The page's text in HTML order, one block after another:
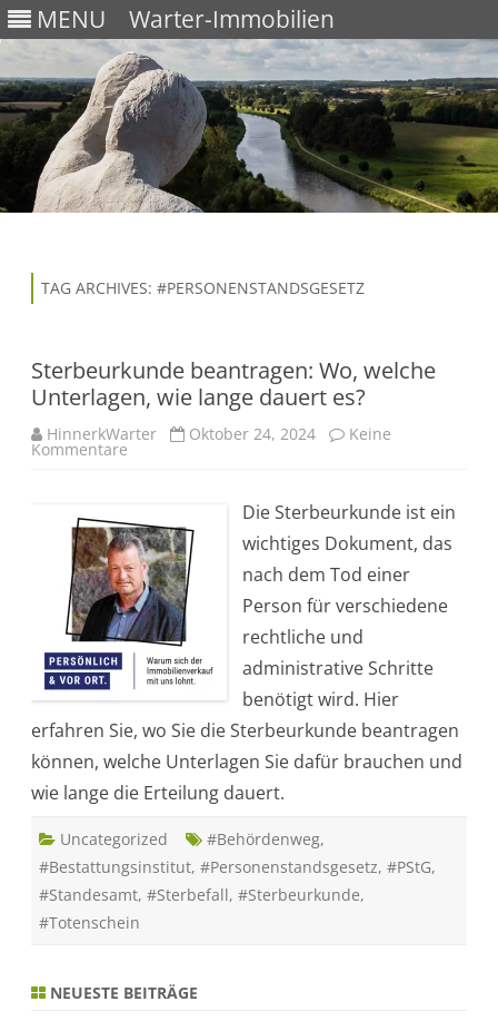
MENU Warter-Immobilien
TAG ARCHIVES: #PERSONENSTANDSGESETZ
Sterbeurkunde beantragen: Wo, welche
Unterlagen, wie lange dauert es?
HinnerkWarter Oktober 24, 2024 Keine
Kommentare
r
b
e
u
r
k
u
n
d
e
n
r
g
:
o
w
e
l
U
Die Sterbeurkunde ist ein
wichtiges Dokument, das
nach dem Tod einer
Person für verschiedene
rechtliche und
administrative Schritte
benötigt wird. Hier
erfahren Sie, wo Sie die Sterbeurkunde beantragen
können, welche Unterlagen Sie dafür brauchen und
wie lange die Erteilung dauert.
Uncategorized #Behördenweg,
#Bestattungsinstitut, #Personenstandsgesetz, #PStG,
#Standesamt, #Sterbefall, #Sterbeurkunde,
#Totenschein
NEUESTE BEITRÄGE